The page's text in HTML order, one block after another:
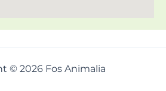
© 2026 Fos Animalia